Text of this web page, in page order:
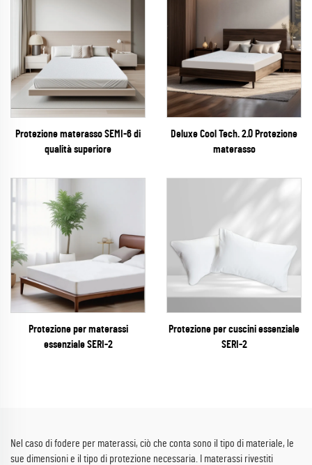
Protezione materasso SEMI-6 di
qualità superiore
Deluxe Cool Tech. 2.0 Protezione
materasso
Protezione per materassi
essenziale SERI-2
Protezione per cuscini essenziale
SERI-2
Nel caso di fodere per materassi, ciò che conta sono il tipo di materiale, le
sue dimensioni e il tipo di protezione necessaria. I materassi rivestiti